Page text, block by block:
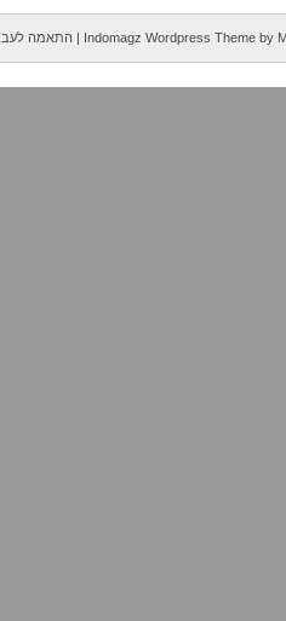
Indomagz Wordpress Theme by
| התאמה